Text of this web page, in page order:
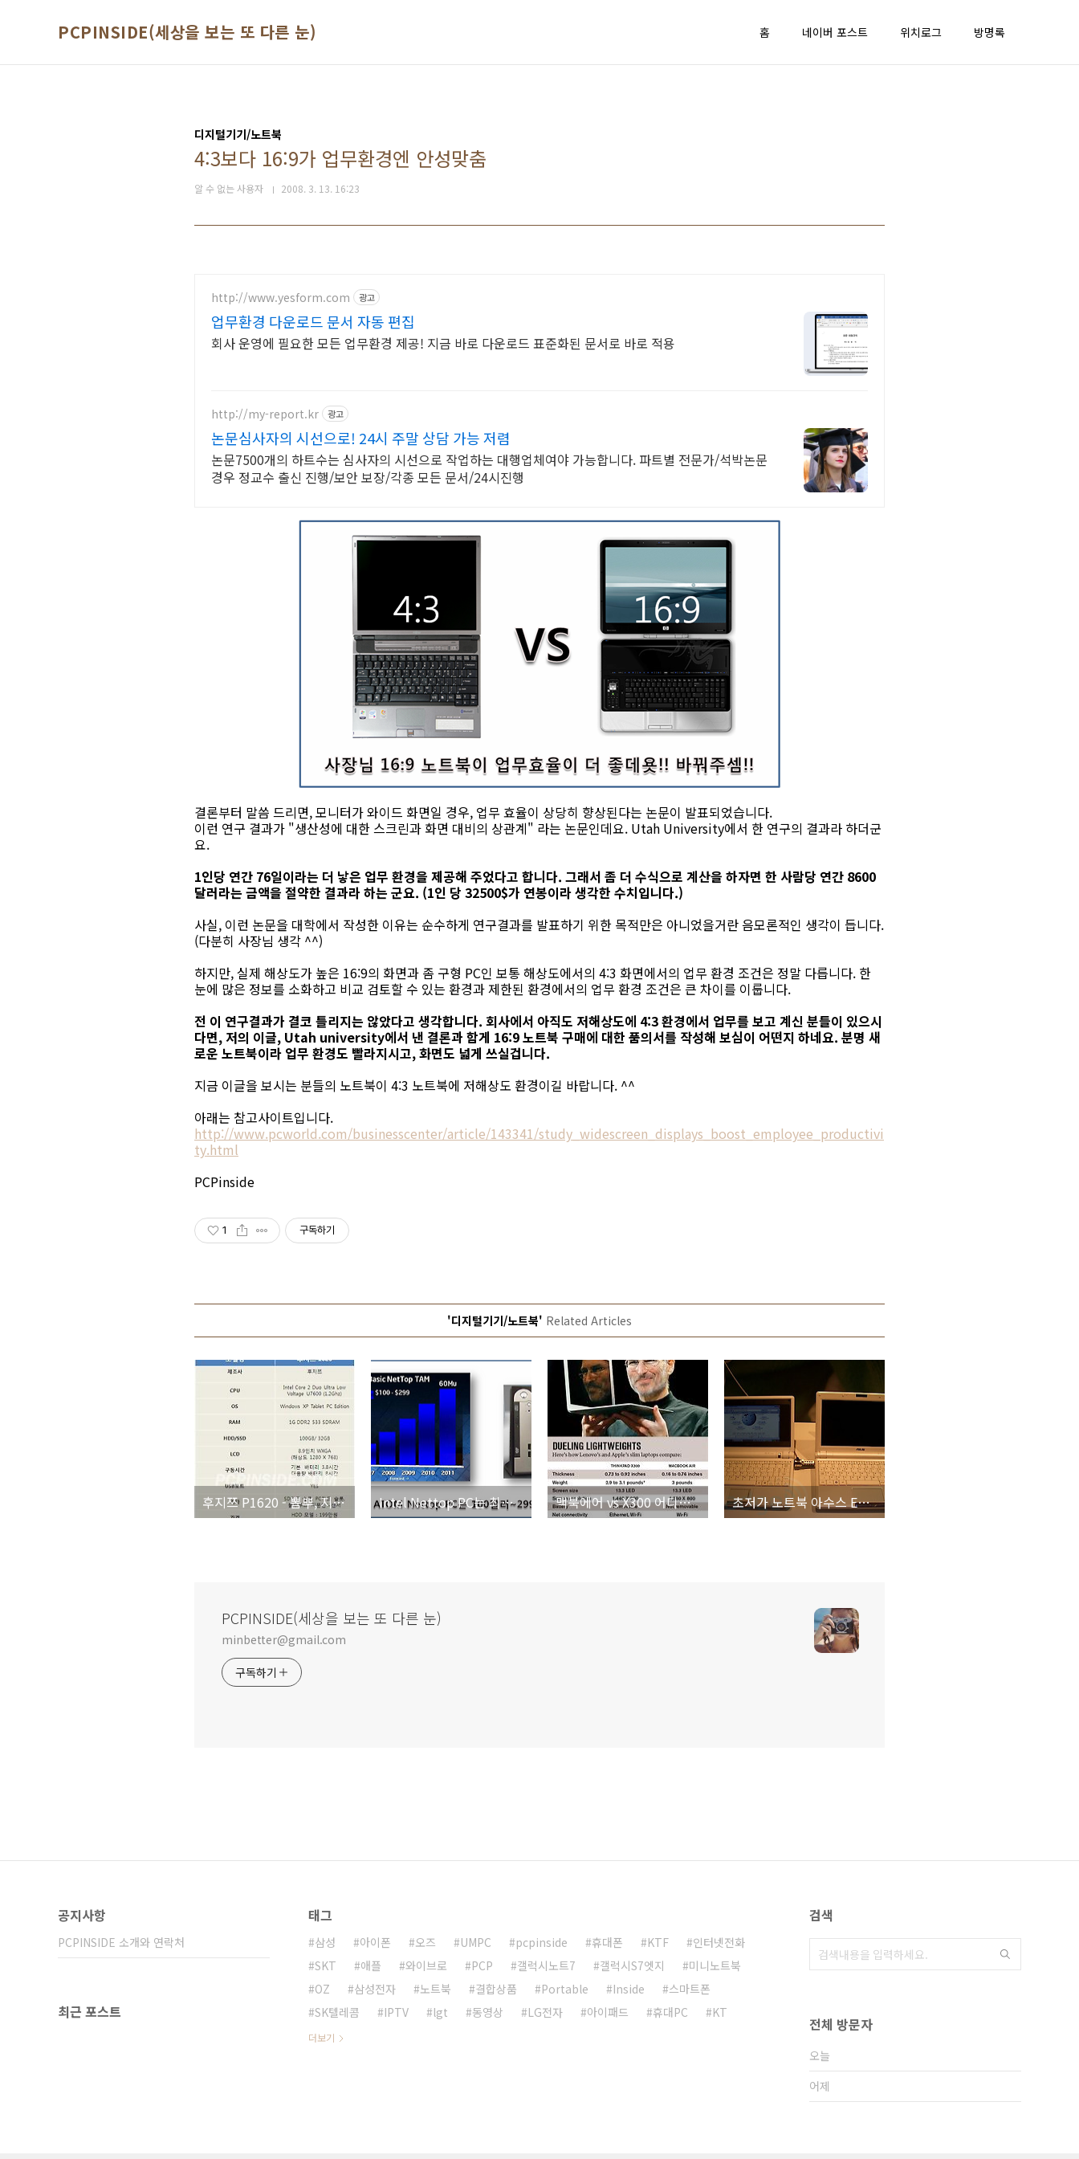
PCPINSIDE(세상을 보는 또 다른 눈) 홈 네이버 포스트 위치로그 방명록
디지털기기/노트북
4:3보다 16:9가 업무환경엔 안성맞춤
알 수 없는 사용자 2008. 3. 13. 16:23
http://www.yesform.com 광고
업무환경 다운로드 문서 자동 편집
회사 운영에 필요한 모든 업무환경 제공! 지금 바로 다운로드 표준화된 문서로 바로 적용
http://my-report.kr 광고
논문심사자의 시선으로! 24시 주말 상담 가능 저렴
논문7500개의 하트수는 심사자의 시선으로 작업하는 대행업체여야 가능합니다. 파트별 전문가/석박논문
경우 정교수 출신 진행/보안 보장/각종 모든 문서/24시진행
결론부터 말씀 드리면, 모니터가 와이드 화면일 경우, 업무 효율이 상당히 향상된다는 논문이 발표되었습니다.
이런 연구 결과가 "생산성에 대한 스크린과 화면 대비의 상관계" 라는 논문인데요. Utah University에서 한 연구의 결과라 하더군
요.
1인당 연간 76일이라는 더 낳은 업무 환경을 제공해 주었다고 합니다. 그래서 좀 더 수식으로 계산을 하자면 한 사람당 연간 8600
달러라는 금액을 절약한 결과라 하는 군요. (1인 당 32500$가 연봉이라 생각한 수치입니다.)
사실, 이런 논문을 대학에서 작성한 이유는 순수하게 연구결과를 발표하기 위한 목적만은 아니었을거란 음모론적인 생각이 듭니다.
(다분히 사장님 생각 ^^)
하지만, 실제 해상도가 높은 16:9의 화면과 좀 구형 PC인 보통 해상도에서의 4:3 화면에서의 업무 환경 조건은 정말 다릅니다. 한
눈에 많은 정보를 소화하고 비교 검토할 수 있는 환경과 제한된 환경에서의 업무 환경 조건은 큰 차이를 이룹니다.
전 이 연구결과가 결코 틀리지는 않았다고 생각합니다. 회사에서 아직도 저해상도에 4:3 환경에서 업무를 보고 계신 분들이 있으시
다면, 저의 이글, Utah university에서 낸 결론과 함게 16:9 노트북 구매에 대한 품의서를 작성해 보심이 어떤지 하네요. 분명 새
로운 노트북이라 업무 환경도 빨라지시고, 화면도 넓게 쓰실겁니다.
지금 이글을 보시는 분들의 노트북이 4:3 노트북에 저해상도 환경이길 바랍니다. ^^
아래는 참고사이트입니다.
http://www.pcworld.com/businesscenter/article/143341/study_widescreen_displays_boost_employee_productivi
ty.html
PCPinside
1 구독하기
'디지털기기/노트북' Related Articles
후지쯔 P1620 - 뽐뿌, 지름신, 급 좌절... Intel Nettop PC는 최저 100달러 맥북에어 vs X300 어디한번 째려 보자 ^^ 초저가 노트북 아수스 EEE PC 8.9인치 모델 공개
PCPINSIDE(세상을 보는 또 다른 눈)
minbetter@gmail.com
구독하기
공지사항
PCPINSIDE 소개와 연락처
최근 포스트
태그
삼성 아이폰 오즈 UMPC pcpinside 휴대폰 KTF
인터넷전화
SKT
애플 와이브로 PCP 갤럭시노트7 갤럭시S7엣지
미니노트북
OZ
삼성전자 노트북 결합상품 Portable Inside
스마트폰
SK텔레콤
IPTV lgt 동영상 LG전자 아이패드 휴대PC KT
더보기
검색
전체 방문자
오늘
어제